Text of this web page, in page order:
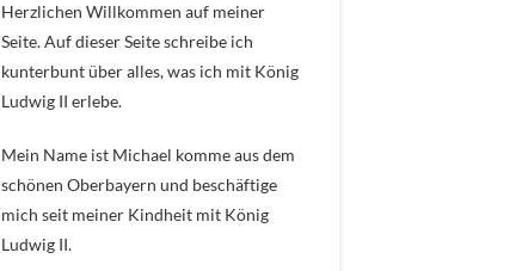
Herzlichen Willkommen auf meiner
Seite. Auf dieser Seite schreibe ich
kunterbunt über alles, was ich mit König
Ludwig II erlebe.
Mein Name ist Michael komme aus dem
schönen Oberbayern und beschäftige
mich seit meiner Kindheit mit König
Ludwig II.